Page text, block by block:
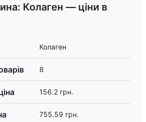
Колаген — ціни в
Колаген
8
156.2 грн.
755.59 грн.